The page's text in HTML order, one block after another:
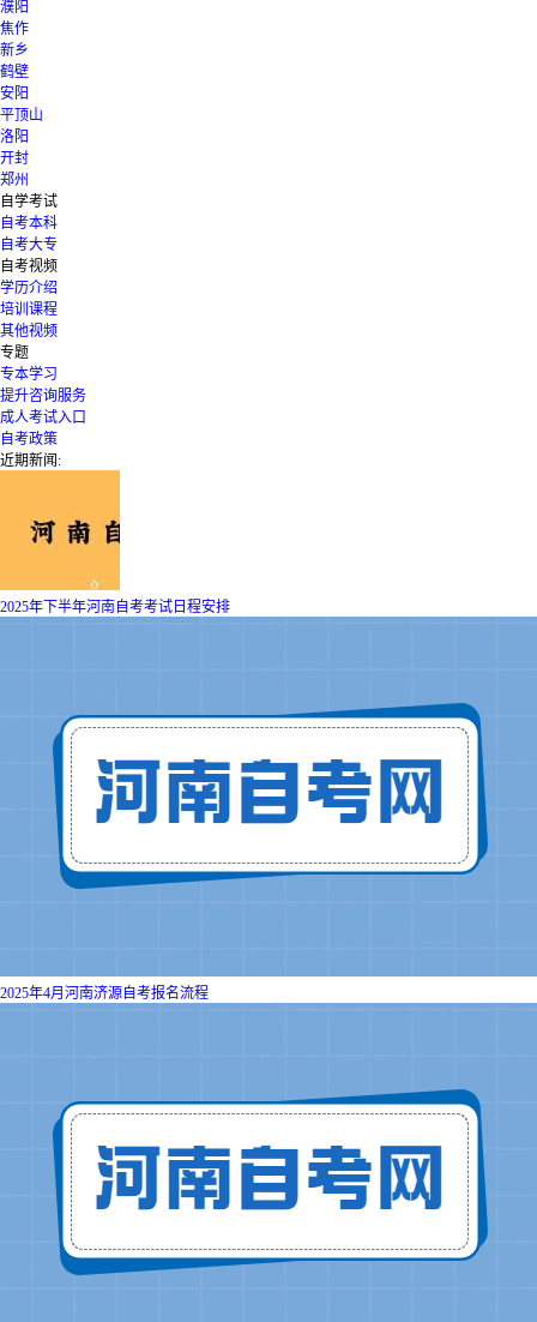
濮阳
焦作
新乡
鹤壁
安阳
平顶山
洛阳
开封
郑州
自学考试
自考本科
自考大专
自考视频
学历介绍
培训课程
其他视频
专题
专本学习
提升咨询服务
成人考试入口
自考政策
近期新闻:
2025年下半年河南自考考试日程安排
2025年4月河南济源自考报名流程